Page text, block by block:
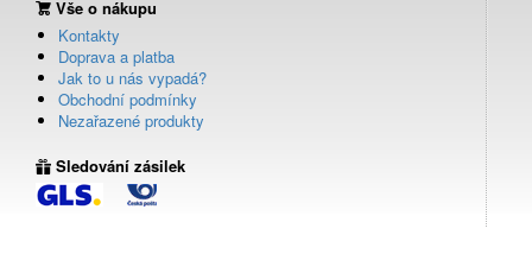
Vše o nákupu
Kontakty
Doprava a platba
Jak to u nás vypadá?
Obchodní podmínky
Nezařazené produkty
Sledování zásilek